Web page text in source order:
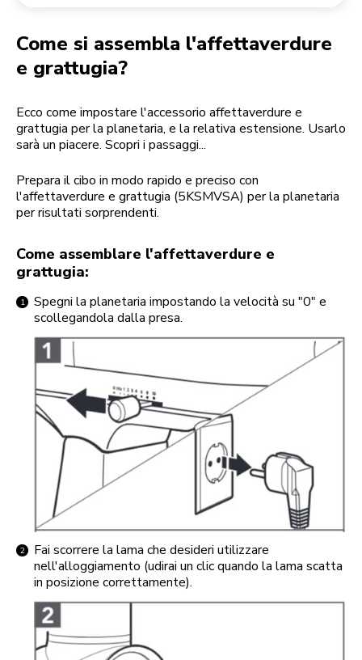
Come si assembla l'affettaverdure
e grattugia?
Ecco come impostare l'accessorio affettaverdure e
grattugia per la planetaria, e la relativa estensione. Usarlo
sarà un piacere. Scopri i passaggi...
Prepara il cibo in modo rapido e preciso con
l'affettaverdure e grattugia (5KSMVSA) per la planetaria
per risultati sorprendenti.
Come assemblare l'affettaverdure e
grattugia:
Spegni la planetaria impostando la velocità su "0" e
scollegandola dalla presa.
Fai scorrere la lama che desideri utilizzare
nell'alloggiamento (udirai un clic quando la lama scatta
in posizione correttamente).